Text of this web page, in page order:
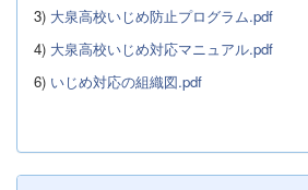
3) 大泉高校いじめ防止プログラム.pdf
4) 大泉高校いじめ対応マニュアル.pdf
6) いじめ対応の組織図.pdf